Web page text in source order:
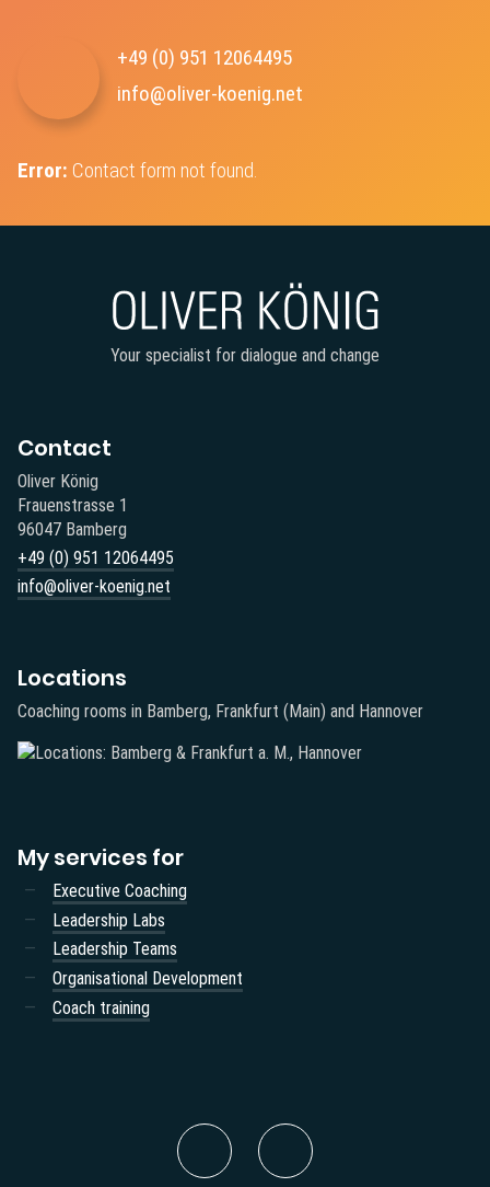
+49 (0) 951 12064495‬
info@oliver-koenig.net
Error: Contact form not found.
Your specialist for dialogue and change
Contact
Oliver König
Frauenstrasse 1
96047 Bamberg
+49 (0) 951 12064495‬
info@oliver-koenig.net
Locations
Coaching rooms in Bamberg, Frankfurt (Main) and Hannover
My services for
Executive Coaching
Leadership Labs
Leadership Teams
Organisational Development
Coach training